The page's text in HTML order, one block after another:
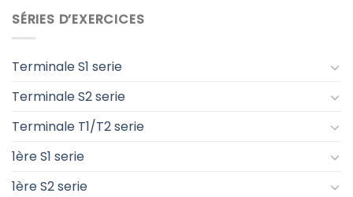
SÉRIES D’EXERCICES
Terminale S1 serie
Terminale S2 serie
Terminale T1/T2 serie
1ère S1 serie
1ère S2 serie